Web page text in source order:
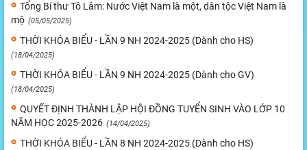
Tổng Bí thư Tô Lâm: Nước Việt Nam là một, dân tộc Việt Nam là
mộ (05/05/2025)
THỜI KHÓA BIỂU - LẦN 9 NH 2024-2025 (Dành cho HS)
(18/04/2025)
THỜI KHÓA BIỂU - LẦN 9 NH 2024-2025 (Dành cho GV)
(18/04/2025)
QUYẾT ĐỊNH THÀNH LẬP HỘI ĐỒNG TUYỂN SINH VÀO LỚP 10
NĂM HỌC 2025-2026 (14/04/2025)
THỜI KHÓA BIỂU - LẦN 8 NH 2024-2025 (Dành cho HS)